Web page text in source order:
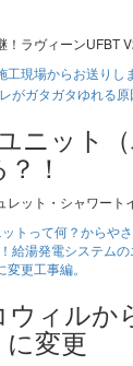
！ラヴィーンUFBT
工現場からお送りし
ニット
！
レット・シャワート
トって何？からや
ウィルか
に変更